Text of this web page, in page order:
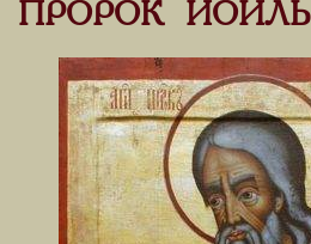
ПРОРОК ИОИЛЬ